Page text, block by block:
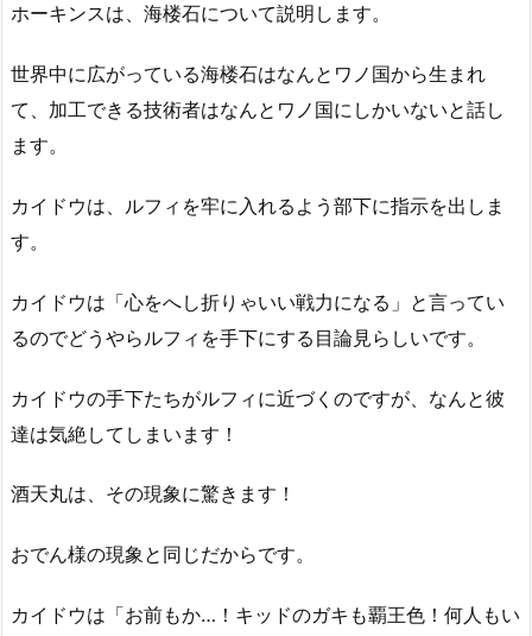
ホーキンスは、海楼石について説明します。
世界中に広がっている海楼石はなんとワノ国から生まれ
て、加工できる技術者はなんとワノ国にしかいないと話し
ます。
カイドウは、ルフィを牢に入れるよう部下に指示を出しま
す。
カイドウは「心をへし折りゃいい戦力になる」と言ってい
るのでどうやらルフィを手下にする目論見らしいです。
カイドウの手下たちがルフィに近づくのですが、なんと彼
達は気絶してしまいます！
酒天丸は、その現象に驚きます！
おでん様の現象と同じだからです。
カイドウは「お前もか…！キッドのガキも覇王色！何人もい